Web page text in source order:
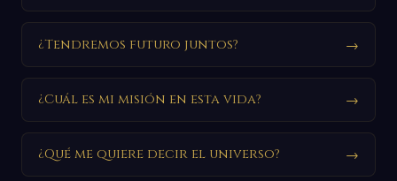
¿Tendremos futuro juntos? →
¿Cuál es mi misión en esta vida? →
¿Qué me quiere decir el universo? →